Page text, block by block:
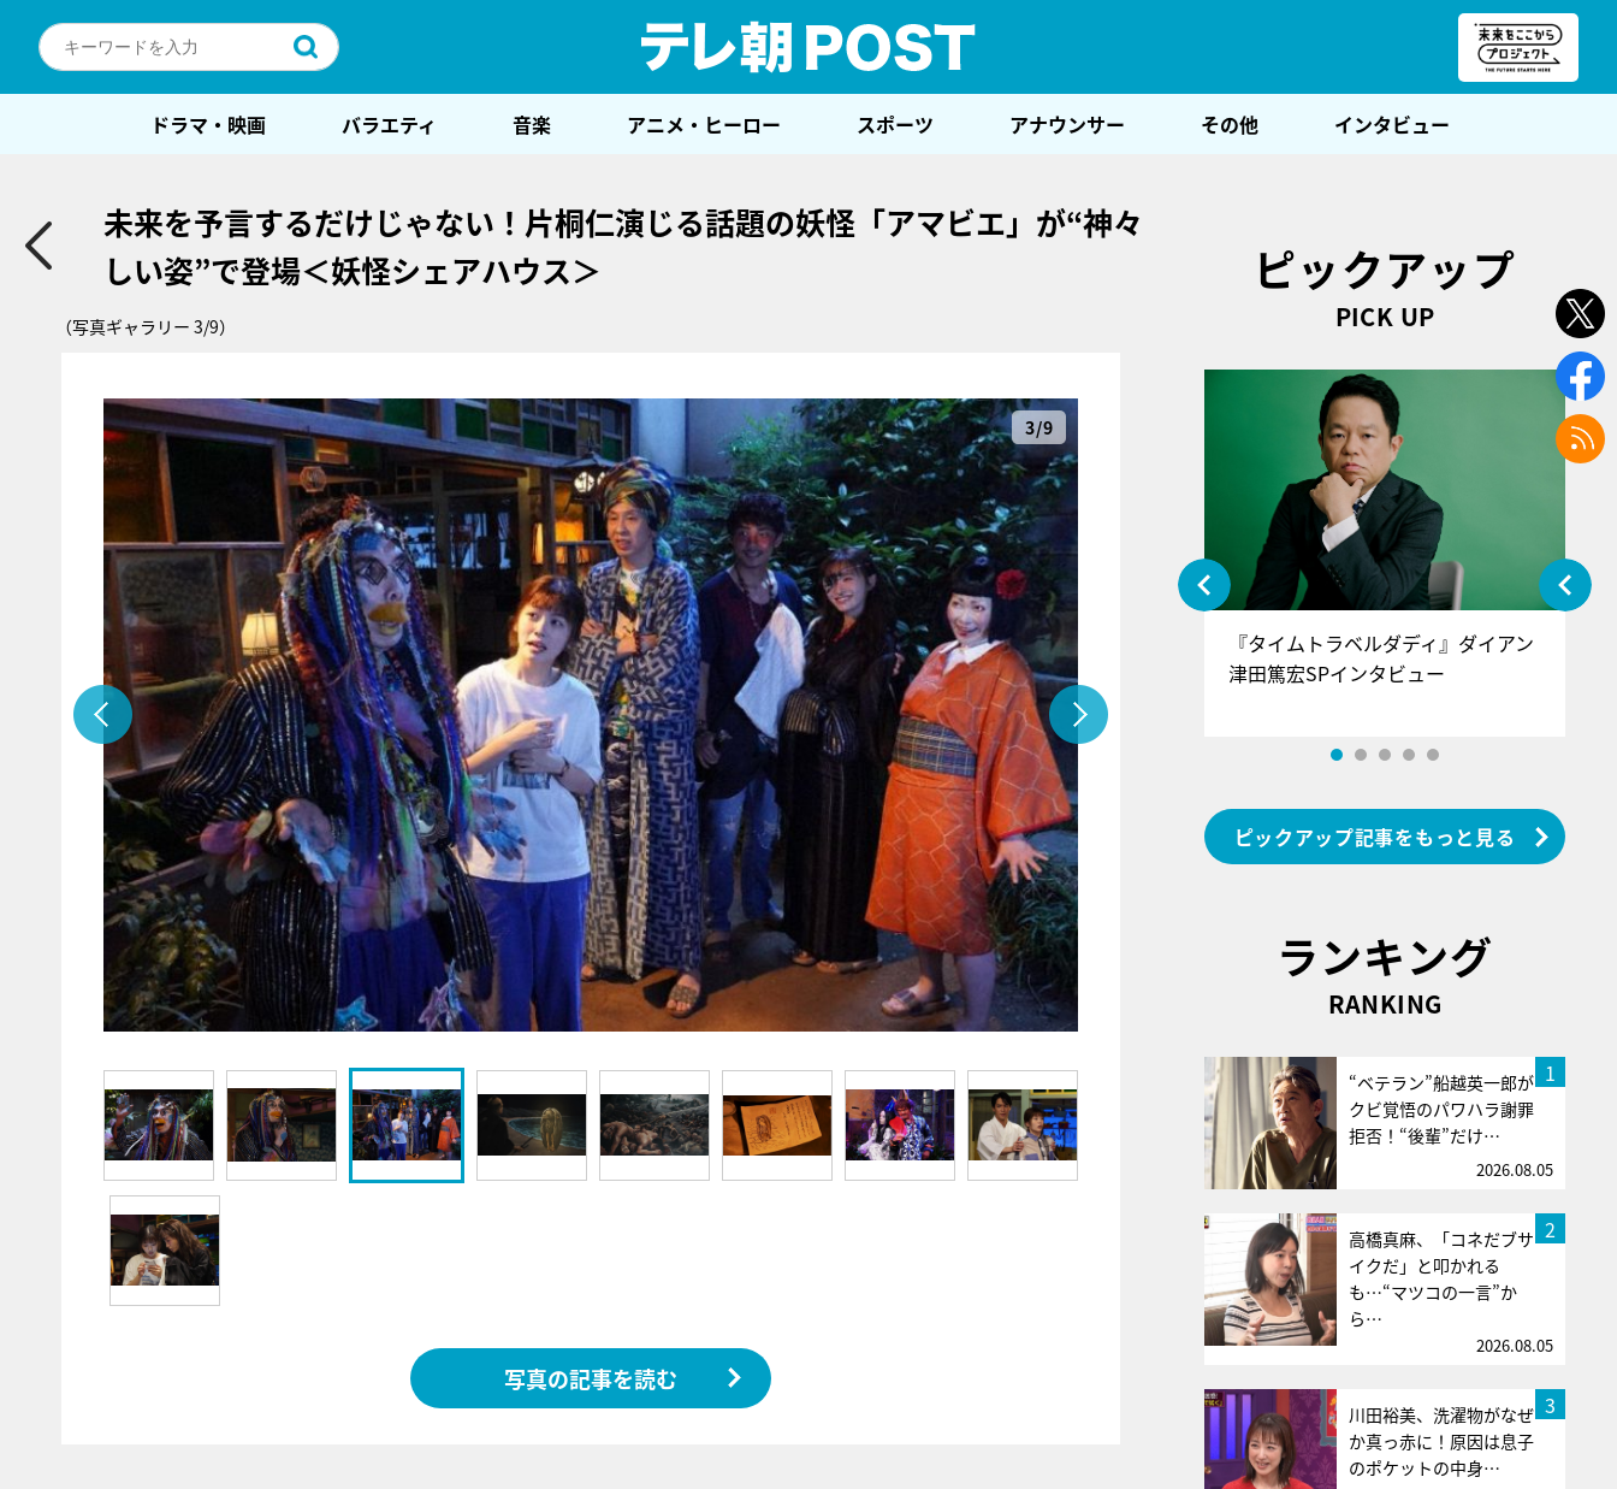
ドラマ・映画 バラエティ 音楽 アニメ・ヒーロー スポーツ アナウンサー その他 インタビュー
未来を予言するだけじゃない！片桐仁演じる話題の妖怪「アマビエ」が“神々
しい姿”で登場＜妖怪シェアハウス＞
（写真ギャラリー 3/9）
3/9
写真の記事を読む
ピックアップ
PICK UP
『アイ＝ラブ！げーみんぐ』＝LOV
E齋藤樹愛羅＆佐々木舞香SPインタ
ビュー
『タイムトラベルダディ』ダイアン
津田篤宏SPインタビュー
ピックアップ記事をもっと見る
ランキング
RANKING
1
“ベテラン”船越英一郎が
クビ覚悟のパワハラ謝罪
拒否！“後輩”だけ…
2026.08.05
2
高橋真麻、「コネだブサ
イクだ」と叩かれる
も…“マツコの一言”か
ら…
2026.08.05
3
川田裕美、洗濯物がなぜ
か真っ赤に！原因は息子
のポケットの中身…